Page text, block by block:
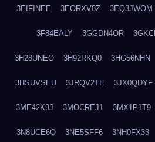
3EIFINEE 3EORXV8Z 3EQ3JWOM
3F84EALY 3GGDN4OR
3H28UNEO 3H92RKQ0 3HG56NHN
3HSUVSEU 3JRQV2TE 3JX0QDYF
3ME42K9J 3MOCREJ1 3MX1P1T9
3N8UCE6Q 3NE5SFF6 3NH0FX33